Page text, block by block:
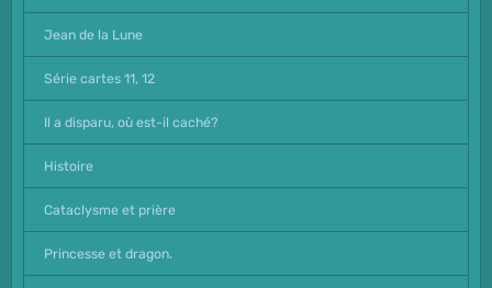
Jean de la Lune
Série cartes 11, 12
Il a disparu, où est-il caché?
Histoire
Cataclysme et prière
Princesse et dragon.